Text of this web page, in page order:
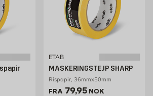
/stk
ETAB
MASKERINGSTEJP SHARP
Rispapir, 36mmx50mm
FRA Pris 79.95 NOK /stk
79,95 NOK